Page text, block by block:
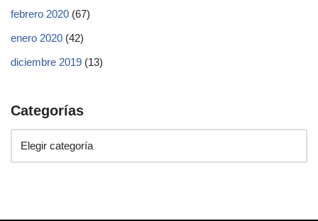
febrero 2020 (67)
enero 2020 (42)
diciembre 2019 (13)
Categorías